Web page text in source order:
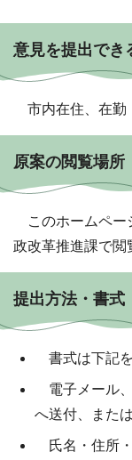
意見を提出でき
市内在住、在勤
原案の閲覧場所
このホームペー
政改革推進課で閲
提出方法・書式
書式は下記を
電子メール
へ送付、また
氏名・住所・